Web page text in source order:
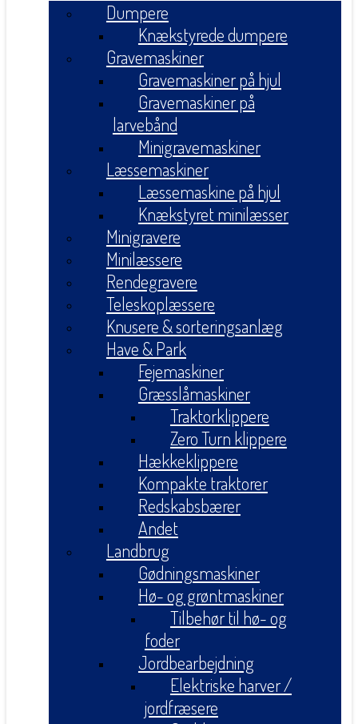
Dumpere
Knækstyrede dumpere
Gravemaskiner
Gravemaskiner på hjul
Gravemaskiner på
larvebånd
Minigravemaskiner
Læssemaskiner
Læssemaskine på hjul
Knækstyret minilæsser
Minigravere
Minilæssere
Rendegravere
Teleskoplæssere
Knusere & sorteringsanlæg
Have & Park
Fejemaskiner
Græsslåmaskiner
Traktorklippere
Zero Turn klippere
Hækkeklippere
Kompakte traktorer
Redskabsbærer
Andet
Landbrug
Gødningsmaskiner
Hø- og grøntmaskiner
Tilbehør til hø- og
foder
Jordbearbejdning
Elektriske harver /
jordfræsere